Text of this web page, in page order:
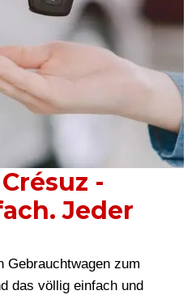
-
Jeder
Gebrauchtwagen zum
das völlig einfach und